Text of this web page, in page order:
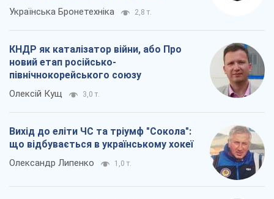
Українська Бронетехніка 2,8 т.
КНДР як каталізатор війни, або Про
новий етап російсько-
північнокорейського союзу
Олексій Кущ 3,0 т.
Вихід до еліти ЧС та тріумф "Сокола":
що відбувається в українському хокеї
Олександр Липенко 1,0 т.